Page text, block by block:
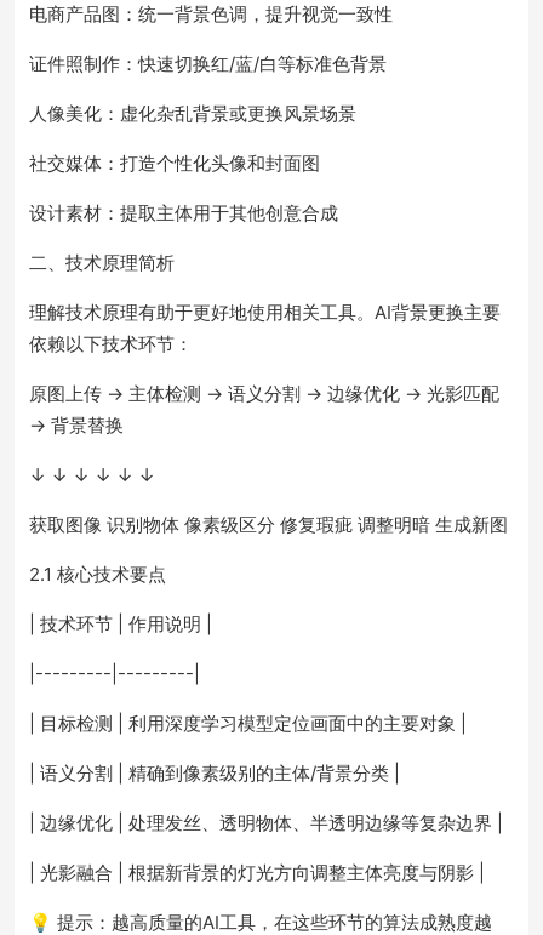
电商产品图：统一背景色调，提升视觉一致性
证件照制作：快速切换红/蓝/白等标准色背景
人像美化：虚化杂乱背景或更换风景场景
社交媒体：打造个性化头像和封面图
设计素材：提取主体用于其他创意合成
二、技术原理简析
理解技术原理有助于更好地使用相关工具。AI背景更换主要
依赖以下技术环节：
原图上传 → 主体检测 → 语义分割 → 边缘优化 → 光影匹配
→ 背景替换
↓ ↓ ↓ ↓ ↓ ↓
获取图像 识别物体 像素级区分 修复瑕疵 调整明暗 生成新图
2.1 核心技术要点
| 技术环节 | 作用说明 |
|---------|---------|
| 目标检测 | 利用深度学习模型定位画面中的主要对象 |
| 语义分割 | 精确到像素级别的主体/背景分类 |
| 边缘优化 | 处理发丝、透明物体、半透明边缘等复杂边界 |
| 光影融合 | 根据新背景的灯光方向调整主体亮度与阴影 |
💡 提示：越高质量的AI工具，在这些环节的算法成熟度越